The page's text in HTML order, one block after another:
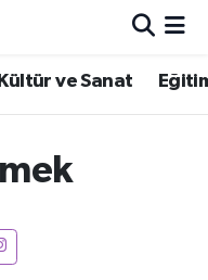
Kültür ve Sanat
Fikstür